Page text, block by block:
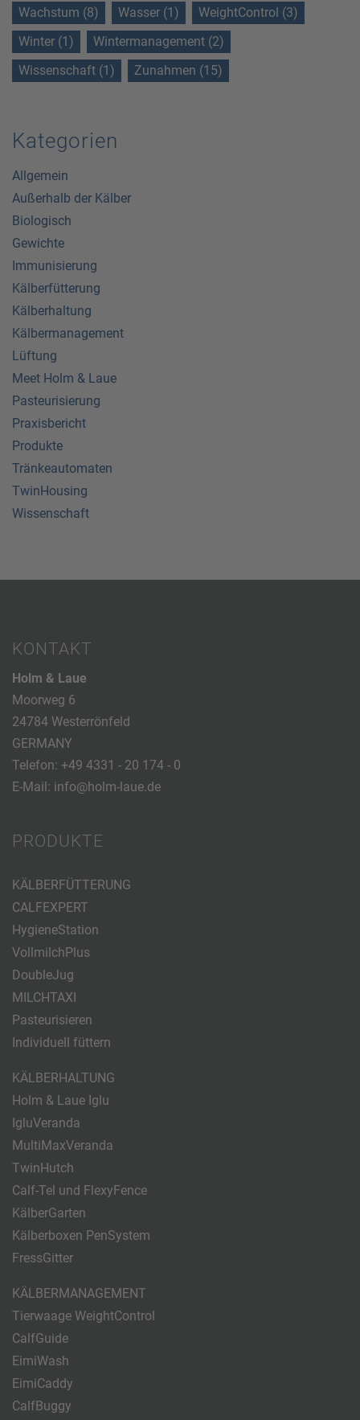
Wachstum (8) Wasser (1)
WeightControl (3)
Winter (1)
Wintermanagement (2)
Wissenschaft (1)
Zunahmen (15)
Kategorien
Allgemein
Außerhalb der Kälber
Biologisch
Gewichte
Immunisierung
Kälberfütterung
Kälberhaltung
Kälbermanagement
Lüftung
Meet Holm & Laue
Pasteurisierung
Praxisbericht
Produkte
Tränkeautomaten
TwinHousing
Wissenschaft
KONTAKT
Holm & Laue
Moorweg 6
24784 Westerrönfeld
GERMANY
Telefon: +49 4331 - 20 174 - 0
E-Mail: info@holm-laue.de
PRODUKTE
KÄLBERFÜTTERUNG
CALFEXPERT
HygieneStation
VollmilchPlus
DoubleJug
MILCHTAXI
Pasteurisieren
Individuell füttern
KÄLBERHALTUNG
Holm & Laue Iglu
IgluVeranda
MultiMaxVeranda
TwinHutch
Calf-Tel und FlexyFence
KälberGarten
Kälberboxen PenSystem
FressGitter
KÄLBERMANAGEMENT
Tierwaage WeightControl
CalfGuide
EimiWash
EimiCaddy
CalfBuggy